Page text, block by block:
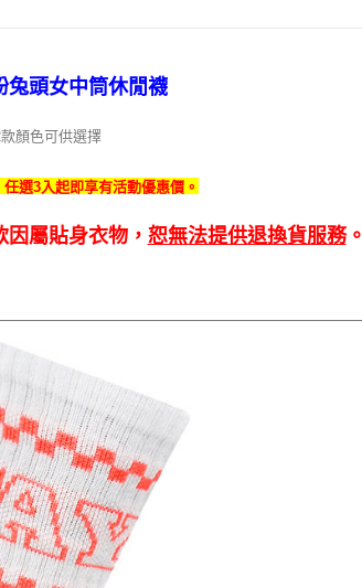
兔頭女中筒休閒襪
款顏色可供選擇
任選3入起即享有活動優惠價。
屬貼身衣物， 恕無法提供退換貨服務。